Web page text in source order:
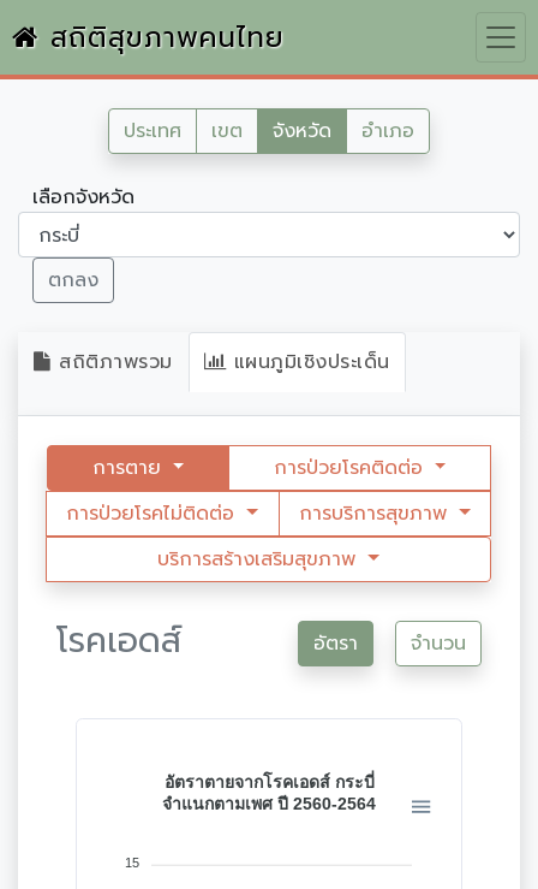
สถิติสุขภาพคนไทย
ประเทศ เขต จังหวัด อำเภอ
เลือกจังหวัด
ตกลง
สถิติภาพรวม แผนภูมิเชิงประเด็น
การตาย
การป่วยโรคติดต่อ
การป่วยโรคไม่ติดต่อ
การบริการสุขภาพ
บริการสร้างเสริมสุขภาพ
โรคเอดส์ อัตรา จำนวน